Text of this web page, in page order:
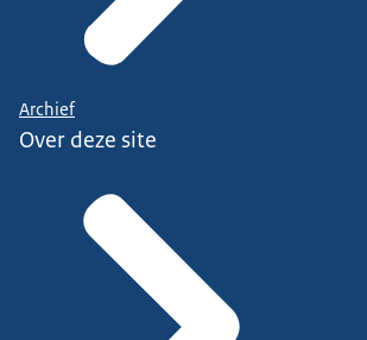
Archief
Over deze site